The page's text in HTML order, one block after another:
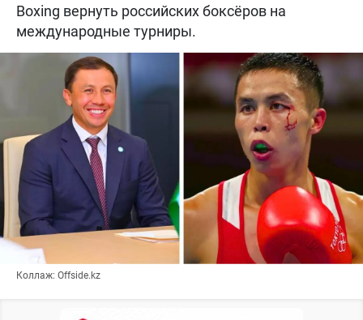
Boxing вернуть российских боксёров на
международные турниры.
Коллаж: Offside.kz